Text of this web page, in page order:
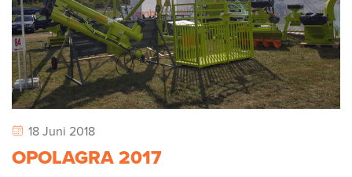
18 Juni 2018
OPOLAGRA 2017